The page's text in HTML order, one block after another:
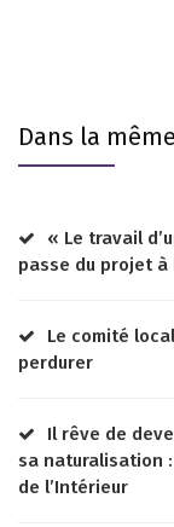
Dans la
« Le travail
passe du projet
Le comité
perdurer
Il rêve de
sa naturalisation
de l’Intérieur